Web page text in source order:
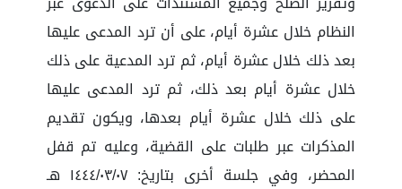
النظام خلال عشرة أيام، على أن ترد المدعى عليها
بعد ذلك خلال عشرة أيام، ثم ترد المدعية على ذلك
خلال عشرة أيام بعد ذلك، ثم ترد المدعى عليها
على ذلك خلال عشرة أيام بعدها، ويكون تقديم
المذكرات عبر طلبات على القضية، وعليه تم قفل
المحضر، وفي جلسة أخرى بتاريخ: ١٤٤٤/٠٣/٠٧ هـ